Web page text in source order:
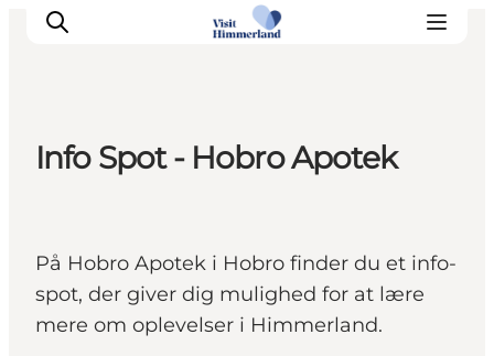
Himmerlandsbyer
DET SKER
Planlæg din ferie
Book Oplevelser
Info Spot - Hobro Apotek
På Hobro Apotek i Hobro finder du et info-
spot, der giver dig mulighed for at lære
mere om oplevelser i Himmerland.